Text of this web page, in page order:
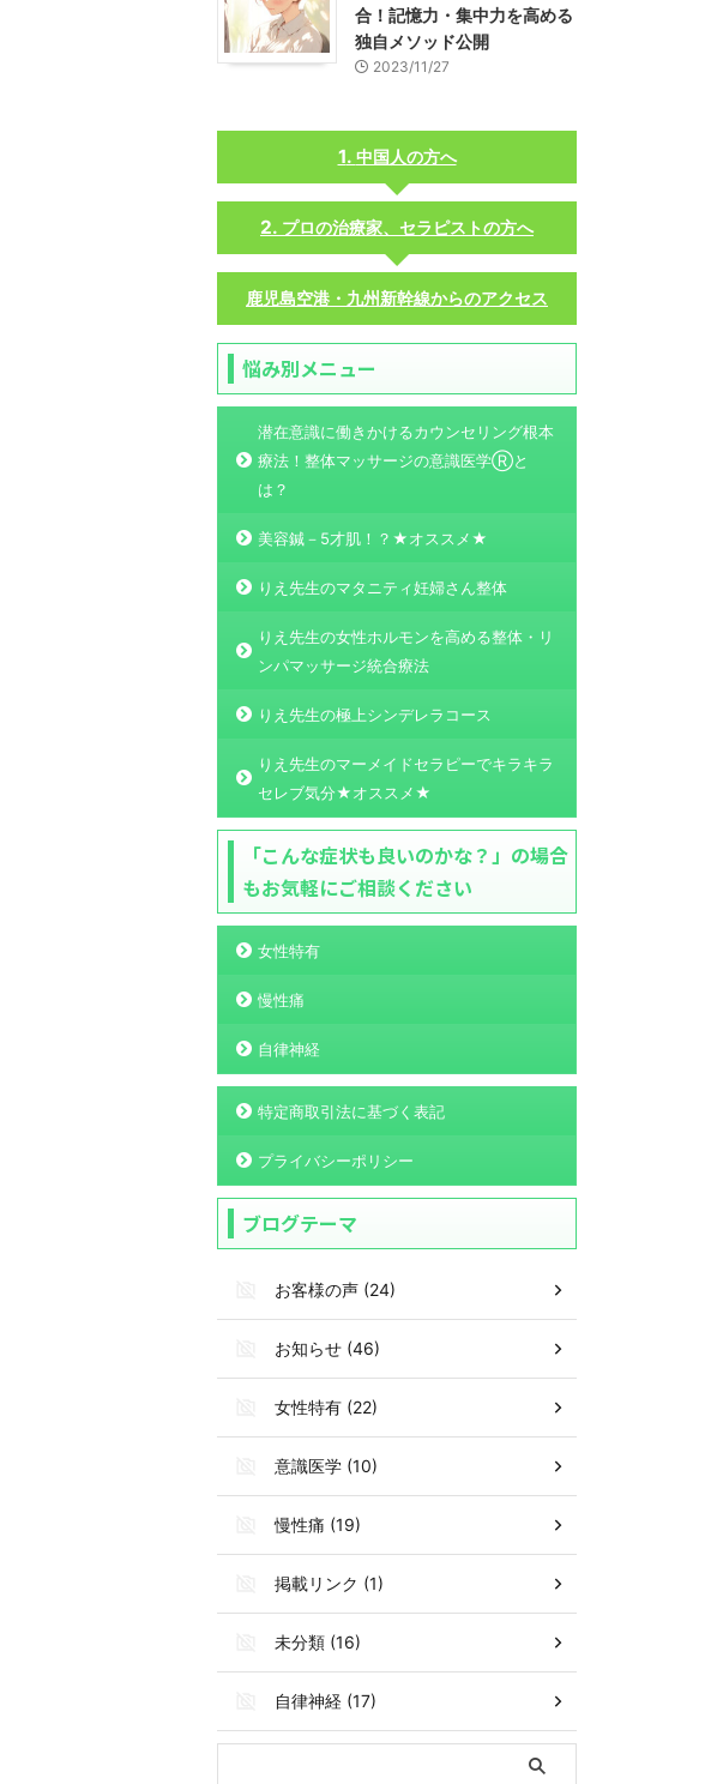
合！記憶力・集中力を高める
独自メソッド公開
2023/11/27
中国人の方へ
プロの治療家、セラピストの方へ
鹿児島空港・九州新幹線からのアクセス
悩み別メニュー
潜在意識に働きかけるカウンセリング根本
療法！整体マッサージの意識医学Ⓡと
は？
美容鍼－5才肌！？★オススメ★
りえ先生のマタニティ妊婦さん整体
りえ先生の女性ホルモンを高める整体・リ
ンパマッサージ統合療法
りえ先生の極上シンデレラコース
りえ先生のマーメイドセラピーでキラキラ
セレブ気分★オススメ★
「こんな症状も良いのかな？」の場合
もお気軽にご相談ください
女性特有
慢性痛
自律神経
特定商取引法に基づく表記
プライバシーポリシー
ブログテーマ
お客様の声 (24)
お知らせ (46)
女性特有 (22)
意識医学 (10)
慢性痛 (19)
掲載リンク (1)
未分類 (16)
自律神経 (17)